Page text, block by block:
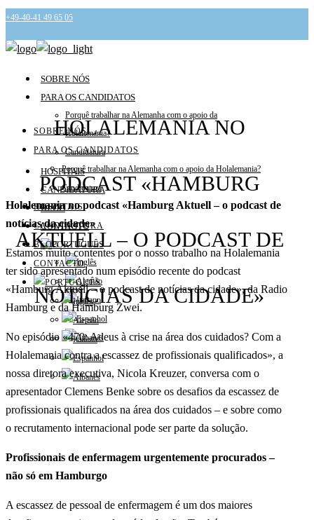
+49-40-41 49 65 05
info@holalemania.de
SOBRE NÓS
PARA OS CANDIDATOS
Porquê trabalhar na Alemanha com o apoio da
Holalemania?
Candidatura
HOSPITAIS
CANDIDATURA
BLOG
CONTACTO
SOBRE NÓS
PARA OS CANDIDATOS
Porquê trabalhar na Alemanha com o apoio da Holalemania?
Candidatura
HOSPITAIS
CANDIDATURA
BLOG
CONTACTO
HOLALEMANIA NO
PODCAST «HAMBURG
AKTUELL – O PODCAST DE
NOTÍCIAS DA CIDADE»
Holalemania no podcast «Hamburg Aktuell – o podcast de
notícias da cidade»
Estamos muito contentes por o nosso trabalho na Holalemania
ter sido apresentado num episódio recente do podcast
«Hamburg Aktuell – o podcast de notícias da cidade», da Radio
Hamburg e da Hamburg Zwei.
No episódio «470: Adeus à crise na área dos cuidados? Com a
Holalemania contra a escassez de profissionais qualificados», a
nossa diretora executiva, Nicola Kreuzer, conversa com o
apresentador Clemens Benke sobre os desafios da escassez de
profissionais qualificados na área dos cuidados – e sobre como
o recrutamento internacional pode ser parte da solução.
Profissionais de enfermagem urgentemente procurados –
não só em Hamburgo
A escassez de pessoal de enfermagem é um dos maiores